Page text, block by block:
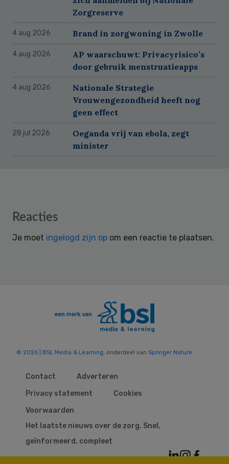
Zorgreserve
4 aug 2026 Brand in zorgwoning in Zwolle
4 aug 2026
AP waarschuwt: Privacyrisico’s
door gebruik menstruatieapps
4 aug 2026
Nationale Strategie
Vrouwengezondheid heeft nog
geen effect
28 jul 2026
Oeganda vrij van ebola, zegt
minister
Reader
Reacties
Je moet ingelogd zijn op om een reactie te plaatsen.
© 2026 | BSL Media & Learning , onderdeel van Springer Nature
Contact
Adverteren
Privacy statement
Cookies
Voorwaarden
Het laatste nieuws over de zorg. Snel,
geïnformeerd, compleet